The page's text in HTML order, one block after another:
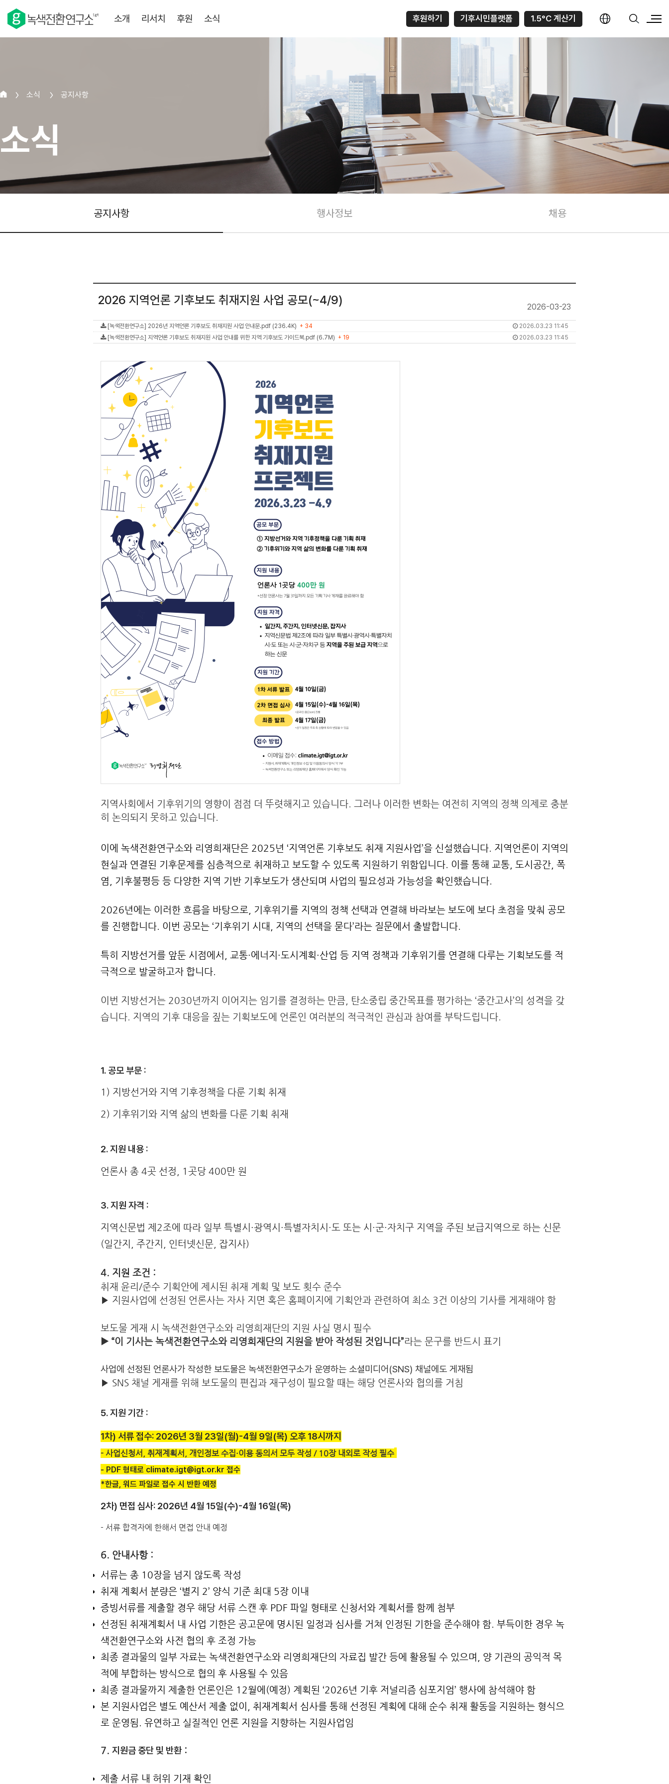
소개 리서치 후원 소식 후원하기 기후시민플랫폼 1.5°C 계산기
> 소식 > 공지사항
소식
공지사항 행사정보 채용
2026 지역언론 기후보도 취재지원 사업 공모(~4/9) 2026-03-23
2026.03.23 11:45
[녹색전환연구소] 2026년 지역언론 기후보도 취재지원 사업 안내문.pdf (236.4K) + 34
2026.03.23 11:45
[녹색전환연구소] 지역언론 기후보도 취재지원 사업 안내를 위한 지역 기후보도 가이드북.pdf (6.7M) + 19
지역사회에서 기후위기의 영향이 점점 더 뚜렷해지고 있습니다. 그러나 이러한 변화는 여전히 지역의 정책 의제로 충분
히 논의되지 못하고 있습니다.
이에 녹색전환연구소와 리영희재단은 2025년 ‘지역언론 기후보도 취재 지원사업’을 신설했습니다. 지역언론이 지역의
현실과 연결된 기후문제를 심층적으로 취재하고 보도할 수 있도록 지원하기 위함입니다. 이를 통해 교통, 도시공간, 폭
염, 기후불평등 등 다양한 지역 기반 기후보도가 생산되며 사업의 필요성과 가능성을 확인했습니다.
2026년에는 이러한 흐름을 바탕으로, 기후위기를 지역의 정책 선택과 연결해 바라보는 보도에 보다 초점을 맞춰 공모
를 진행합니다. 이번 공모는 ‘기후위기 시대, 지역의 선택을 묻다’라는 질문에서 출발합니다.
특히 지방선거를 앞둔 시점에서, 교통·에너지·도시계획·산업 등 지역 정책과 기후위기를 연결해 다루는 기획보도를 적
극적으로 발굴하고자 합니다.
이번 지방선거는 2030년까지 이어지는 임기를 결정하는 만큼, 탄소중립 중간목표를 평가하는 ‘중간고사’의 성격을 갖
습니다. 지역의 기후 대응을 짚는 기획보도에 언론인 여러분의 적극적인 관심과 참여를 부탁드립니다.
1. 공모 부문 :
1) 지방선거와 지역 기후정책을 다룬 기획 취재
2) 기후위기와 지역 삶의 변화를 다룬 기획 취재
2. 지원 내용 :
언론사 총 4곳 선정, 1곳당 400만 원
3. 지원 자격 :
지역신문법 제2조에 따라 일부 특별시·광역시·특별자치시·도 또는 시·군·자치구 지역을 주된 보급지역으로 하는 신문
(일간지, 주간지, 인터넷신문, 잡지사)
4. 지원 조건 :
취재 윤리/준수 기획안에 제시된 취재 계획 및 보도 횟수 준수
▶ 지원사업에 선정된 언론사는 자사 지면 혹은 홈페이지에 기획안과 관련하여 최소 3건 이상의 기사를 게재해야 함
보도물 게재 시 녹색전환연구소와 리영희재단의 지원 사실 명시 필수
▶ “이 기사는 녹색전환연구소와 리영희재단의 지원을 받아 작성된 것입니다”라는 문구를 반드시 표기
사업에 선정된 언론사가 작성한 보도물은 녹색전환연구소가 운영하는 소셜미디어(SNS) 채널에도 게재됨
▶ SNS 채널 게재를 위해 보도물의 편집과 재구성이 필요할 때는 해당 언론사와 협의를 거침
5. 지원 기간 :
1차) 서류 접수: 2026년 3월 23일(월)-4월 9일(목) 오후 18시까지
- 사업신청서, 취재계획서, 개인정보 수집·이용 동의서 모두 작성 / 10장 내외로 작성 필수
- PDF 형태로 climate.igt@igt.or.kr 접수
*한글, 워드 파일로 접수 시 반환 예정
2차) 면접 심사: 2026년 4월 15일(수)-4월 16일(목)
- 서류 합격자에 한해서 면접 안내 예정
6. 안내사항 :
서류는 총 10장을 넘지 않도록 작성
취재 계획서 분량은 ‘별지 2’ 양식 기준 최대 5장 이내
증빙서류를 제출할 경우 해당 서류 스캔 후 PDF 파일 형태로 신청서와 계획서를 함께 첨부
선정된 취재계획서 내 사업 기한은 공고문에 명시된 일정과 심사를 거쳐 인정된 기한을 준수해야 함. 부득이한 경우 녹
색전환연구소와 사전 협의 후 조정 가능
최종 결과물의 일부 자료는 녹색전환연구소와 리영희재단의 자료집 발간 등에 활용될 수 있으며, 양 기관의 공익적 목
적에 부합하는 방식으로 협의 후 사용될 수 있음
최종 결과물까지 제출한 언론인은 12월에(예정) 계획된 ‘2026년 기후 저널리즘 심포지엄’ 행사에 참석해야 함
본 지원사업은 별도 예산서 제출 없이, 취재계획서 심사를 통해 선정된 계획에 대해 순수 취재 활동을 지원하는 형식으
로 운영됨. 유연하고 실질적인 언론 지원을 지향하는 지원사업임
7. 지원금 중단 및 반환:
제출 서류 내 허위 기재 확인